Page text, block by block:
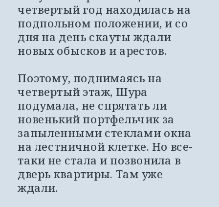
четвертый год находилась на
подпольном положении, и со
дня на день скауты ждали
новых обысков и арестов.
Поэтому, поднимаясь на
четвертый этаж, Шура
подумала, не спрятать ли
новенький портфельчик за
запыленными стеклами окна
на лестничной клетке. Но все-
таки не стала и позвонила в
дверь квартиры. Там уже
ждали.